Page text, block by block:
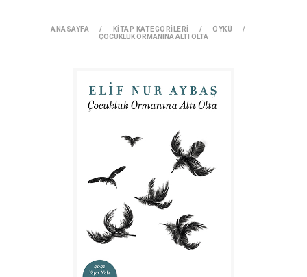
ANASAYFA KİTAP KATEGORİLERİ
ÖYKÜ
ÇOCUKLUK ORMANINA ALTI OLTA